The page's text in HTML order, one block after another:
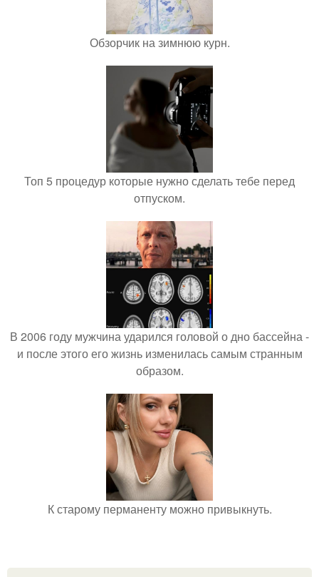
Обзорчик на зимнюю курн.
Топ 5 процедур которые нужно сделать тебе перед
отпуском.
В 2006 году мужчина ударился головой о дно бассейна -
и после этого его жизнь изменилась самым странным
образом.
К старому перманенту можно привыкнуть.